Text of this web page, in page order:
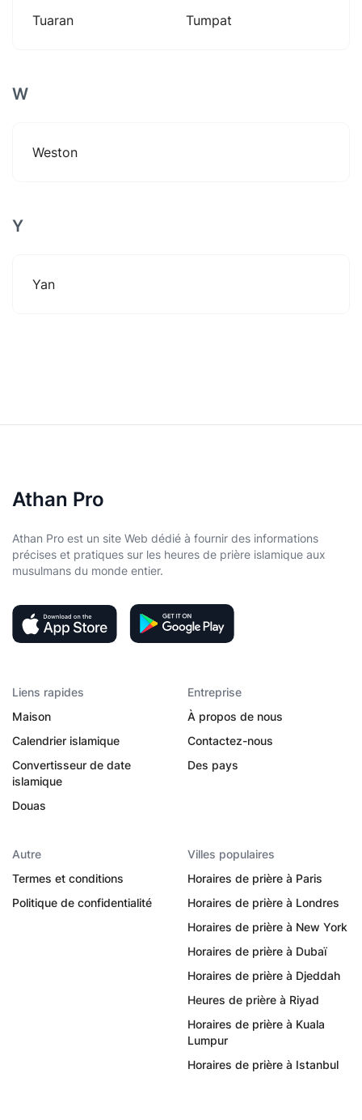
Tuaran
Tumpat
W
Weston
Y
Yan
Athan Pro
Athan Pro est un site Web dédié à fournir des informations
précises et pratiques sur les heures de prière islamique aux
musulmans du monde entier.
Liens rapides
Maison
Calendrier islamique
Convertisseur de date
islamique
Douas
Entreprise
À propos de nous
Contactez-nous
Des pays
Autre
Termes et conditions
Politique de confidentialité
Villes populaires
Horaires de prière à Paris
Horaires de prière à Londres
Horaires de prière à New York
Horaires de prière à Dubaï
Horaires de prière à Djeddah
Heures de prière à Riyad
Horaires de prière à Kuala
Lumpur
Horaires de prière à Istanbul